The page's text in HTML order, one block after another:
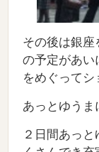
その後は銀座
の予定があい
をめぐってシ
あっとゆう
２日間あっ